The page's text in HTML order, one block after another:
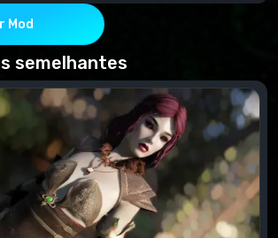
ou manualmente - copie o
para a pasta de dados
Mod
semelhantes